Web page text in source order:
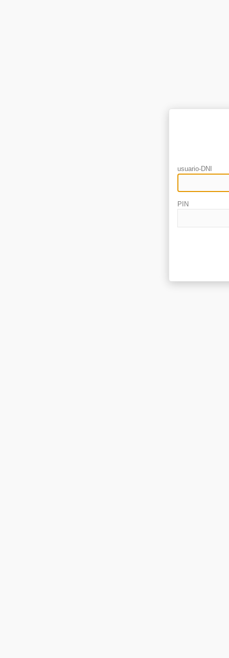
usuario-DNI
PIN